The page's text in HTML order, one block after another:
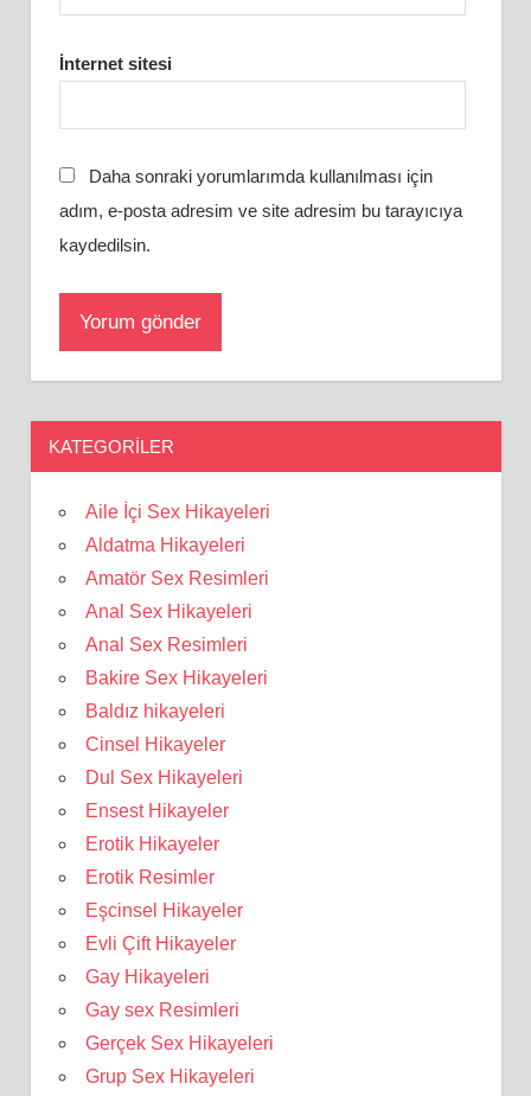
İnternet sitesi
Daha sonraki yorumlarımda kullanılması için
adım, e-posta adresim ve site adresim bu tarayıcıya
kaydedilsin.
KATEGORILER
Aile İçi Sex Hikayeleri
Aldatma Hikayeleri
Amatör Sex Resimleri
Anal Sex Hikayeleri
Anal Sex Resimleri
Bakire Sex Hikayeleri
Baldız hikayeleri
Cinsel Hikayeler
Dul Sex Hikayeleri
Ensest Hikayeler
Erotik Hikayeler
Erotik Resimler
Eşcinsel Hikayeler
Evli Çift Hikayeler
Gay Hikayeleri
Gay sex Resimleri
Gerçek Sex Hikayeleri
Grup Sex Hikayeleri